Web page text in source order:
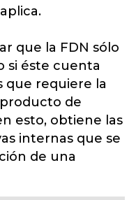
que la FDN sólo
si éste cuenta
que requiere la
de
esto, obtiene las
internas que se
de una